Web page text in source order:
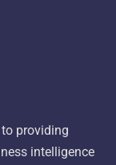
providing
intelligence